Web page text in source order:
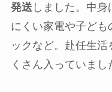
発送 しました。中
にくい家電や子ども
ックなど。赴任生
くさん入っていまし